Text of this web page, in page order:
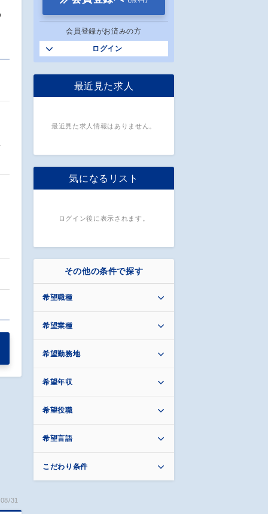
31
会員登録がお済みの方
ログイン
最近見た求人
最近見た求人情報はありません。
気になるリスト
ログイン後に表示されます。
その他の条件で探す
希望職種
希望業種
希望勤務地
希望年収
希望役職
希望言語
こだわり条件